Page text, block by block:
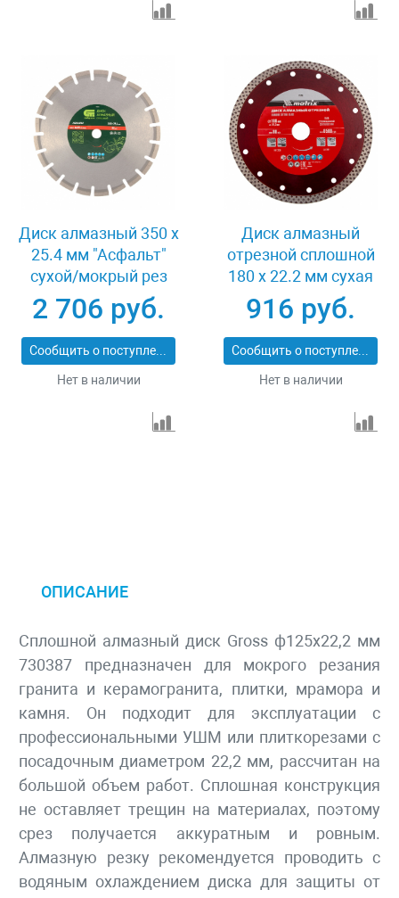
Диск алмазный 350 х
25.4 мм "Асфальт"
сухой/мокрый рез
Сибртех 731013
2 706 руб.
Сообщить о поступлении
Нет в наличии
Диск алмазный
отрезной сплошной
180 х 22.2 мм сухая
резка Matrix
Professional 73128
916 руб.
Сообщить о поступлении
Нет в наличии
ОПИСАНИЕ
Сплошной алмазный диск Gross ф125х22,2 мм
730387 предназначен для мокрого резания
гранита и керамогранита, плитки, мрамора и
камня. Он подходит для эксплуатации с
профессиональными УШМ или плиткорезами с
посадочным диаметром 22,2 мм, рассчитан на
большой объем работ. Сплошная конструкция
не оставляет трещин на материалах, поэтому
срез получается аккуратным и ровным.
Алмазную резку рекомендуется проводить с
водяным охлаждением диска для защиты от